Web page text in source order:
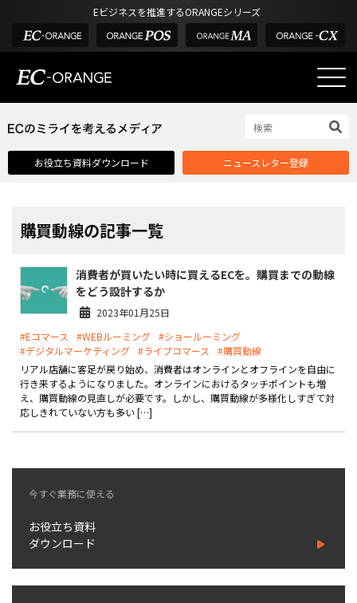
Eビジネスを推進するORANGEシリーズ
選ばれる理由
課題解決例
外部サービス連携
インフラ環境・サポート
費用
製品
特長
ECと通販の連動を可能に
EC運用支援
継続的に結果を出し続けるECサイトへ
スクラッチ開発
お役立ち資料ダウンロード ニュースレター登録
購買動線の記事一覧
消費者が買いたい時に買えるECを。購買までの動線
をどう設計するか
2023年01月25日
#Eコマース
#WEBルーミング #ショールーミング
#デジタルマーケティング #ライブコマース
#購買動線
リアル店舗に客足が戻り始め、消費者はオンラインとオフラインを自由に
行き来するようになりました。オンラインにおけるタッチポイントも増
え、購買動線の見直しが必要です。しかし、購買動線が多様化しすぎて対
応しきれていない方も多い […]
今すぐ業務に使える
お役立ち資料
ダウンロード